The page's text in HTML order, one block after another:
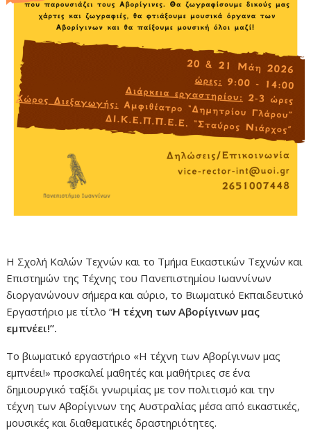
Η Σχολή Καλών Τεχνών και το Τμήμα Εικαστικών Τεχνών και
Επιστημών της Τέχνης του Πανεπιστημίου Ιωαννίνων
διοργανώνουν σήμερα και αύριο, το Βιωματικό Εκπαιδευτικό
Εργαστήριο με τίτλο “Η τέχνη των Αβορίγινων μας
εμπνέει!”.
Το βιωματικό εργαστήριο «Η τέχνη των Αβορίγινων μας
εμπνέει!» προσκαλεί μαθητές και μαθήτριες σε ένα
δημιουργικό ταξίδι γνωριμίας με τον πολιτισμό και την
τέχνη των Αβορίγινων της Αυστραλίας μέσα από εικαστικές,
μουσικές και διαθεματικές δραστηριότητες.